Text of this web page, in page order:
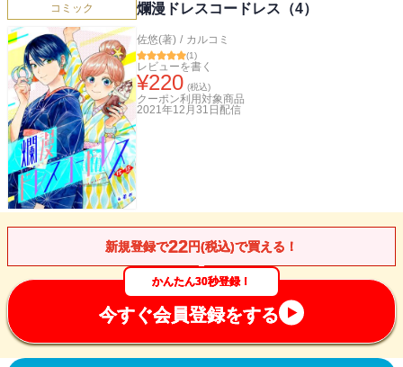
コミック 爛漫ドレスコードレス（4）
佐悠(著) / カルコミ
(1)
レビューを書く
¥220 (税込)
クーポン利用対象商品
2021年12月31日 配信
新規登録で22円(税込)で買える！
かんたん30秒登録！
今すぐ会員登録をする